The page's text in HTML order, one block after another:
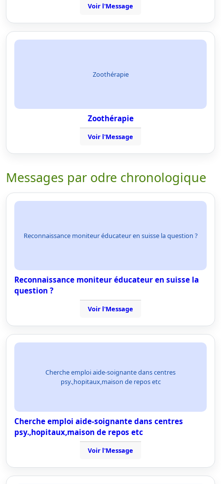
Voir l'Message
Zoothérapie
Zoothérapie
Voir l'Message
Messages par odre chronologique
Reconnaissance moniteur éducateur en suisse la question ?
Reconnaissance moniteur éducateur en suisse la
question ?
Voir l'Message
Cherche emploi aide-soignante dans centres
psy.,hopitaux,maison de repos etc
Cherche emploi aide-soignante dans centres
psy.,hopitaux,maison de repos etc
Voir l'Message